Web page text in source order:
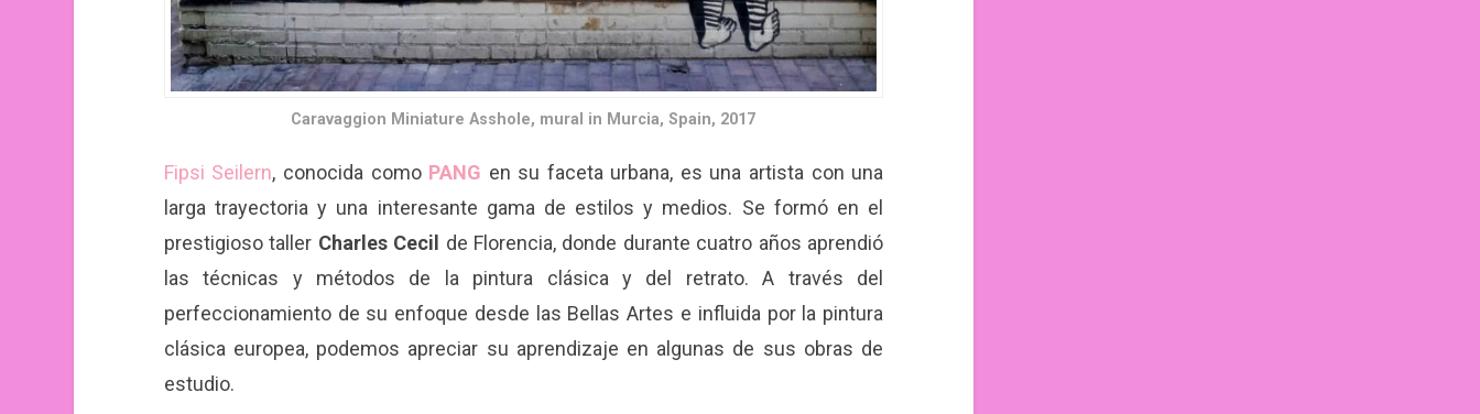
Caravaggion Miniature Asshole, mural in Murcia, Spain, 2017
Fipsi Seilern, conocida como PANG en su faceta urbana, es una artista con una
larga trayectoria y una interesante gama de estilos y medios. Se formó en el
prestigioso taller Charles Cecil de Florencia, donde durante cuatro años aprendió
las técnicas y métodos de la pintura clásica y del retrato. A través del
perfeccionamiento de su enfoque desde las Bellas Artes e influida por la pintura
clásica europea, podemos apreciar su aprendizaje en algunas de sus obras de
estudio.